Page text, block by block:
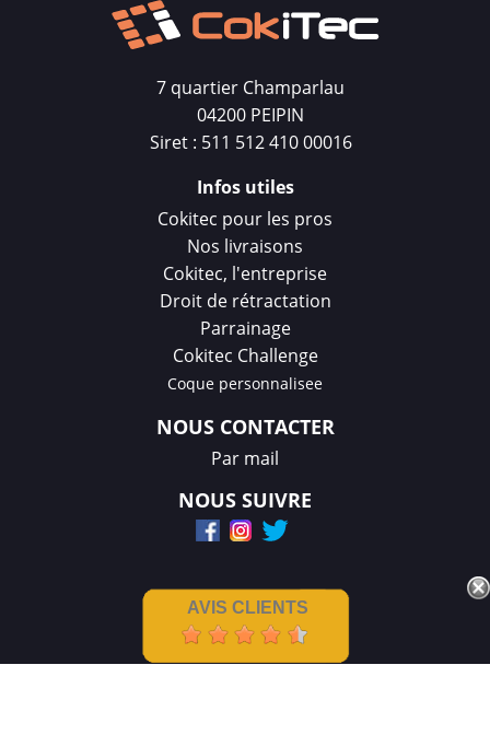
7 quartier Champarlau
04200 PEIPIN
Siret : 511 512 410 00016
Infos utiles
Cokitec pour les pros
Nos livraisons
Cokitec, l'entreprise
Droit de rétractation
Parrainage
Cokitec Challenge
Coque personnalisee
NOUS CONTACTER
Par mail
NOUS SUIVRE
AVIS CLIENTS